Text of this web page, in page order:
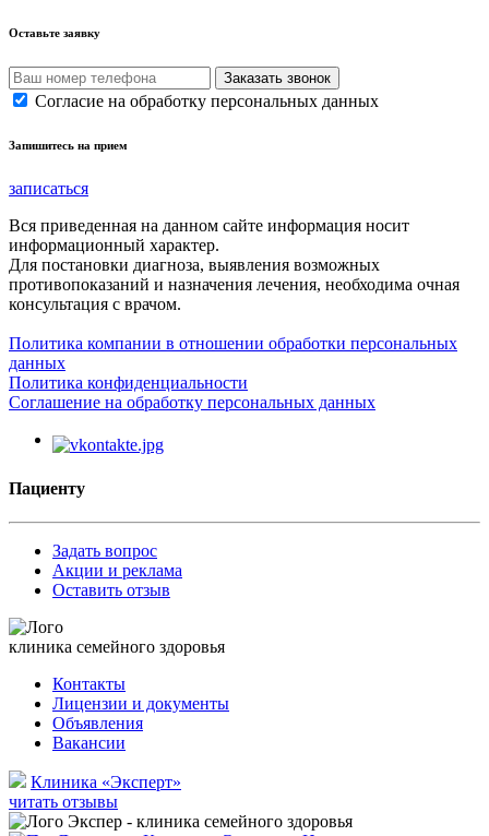
Оставьте заявку
Согласие на обработку персональных данных
Запишитесь на прием
записаться
Вся приведенная на данном сайте информация носит
информационный характер.
Для постановки диагноза, выявления возможных
противопоказаний и назначения лечения, необходима очная
консультация с врачом.
Политика компании в отношении обработки персональных
данных
Политика конфиденциальности
Соглашение на обработку персональных данных
Пациенту
Задать вопрос
Акции и реклама
Оставить отзыв
клиника семейного здоровья
Контакты
Лицензии и документы
Объявления
Вакансии
Клиника «Эксперт»
читать отзывы